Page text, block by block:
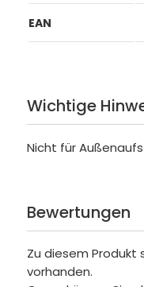
EAN
Wichtige
Nicht für
Bewertungen
Zu diesem Produkt
vorhanden.